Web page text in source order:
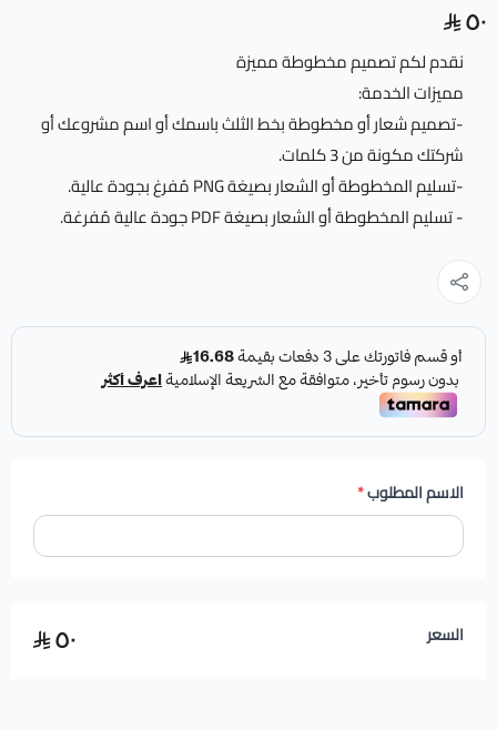
٥٠
نقدم لكم تصميم مخطوطة مميزة
مميزات الخدمة:
-تصميم شعار أو مخطوطة بخط الثلث باسمك أو اسم مشروعك أو
شركتك مكونة من 3 كلمات.
-تسليم المخطوطة أو الشعار بصيغة PNG مُفرغ بجودة عالية.
- تسليم المخطوطة أو الشعار بصيغة PDF جودة عالية مُفرغة.
الاسم المطلوب*
السعر ٥٠